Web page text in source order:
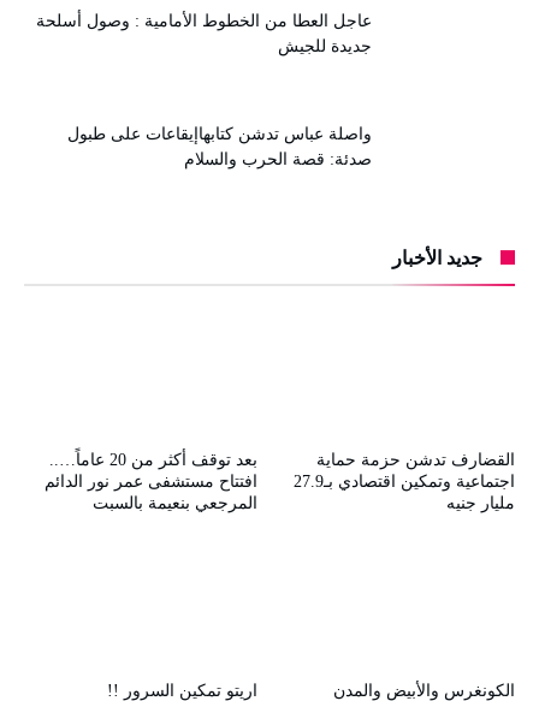
عاجل العطا من الخطوط الأمامية : وصول أسلحة
جديدة للجيش
واصلة عباس تدشن كتابهاإيقاعات على طبول
صدئة: قصة الحرب والسلام
جديد الأخبار
بعد توقف أكثر من 20 عاماً…..
افتتاح مستشفى عمر نور الدائم
المرجعي بنعيمة بالسبت
القضارف تدشن حزمة حماية
اجتماعية وتمكين اقتصادي بـ27.9
مليار جنيه
اريتو تمكين السرور !!
الكونغرس والأبيض والمدن